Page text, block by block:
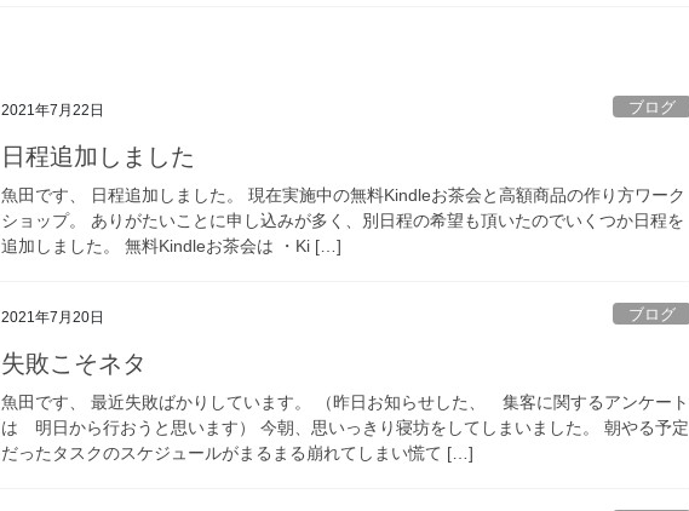
2021年7月22日 ブログ
日程追加しました
魚田です、 日程追加しました。 現在実施中の無料Kindleお茶会と高額商品の作り方ワーク
ショップ。 ありがたいことに申し込みが多く、別日程の希望も頂いたのでいくつか日程を
追加しました。 無料Kindleお茶会は ・Ki […]
2021年7月20日 ブログ
失敗こそネタ
魚田です、 最近失敗ばかりしています。 （昨日お知らせした、 集客に関するアンケート
は 明日から行おうと思います） 今朝、思いっきり寝坊をしてしまいました。 朝やる予定
だったタスクのスケジュールがまるまる崩れてしまい慌て […]